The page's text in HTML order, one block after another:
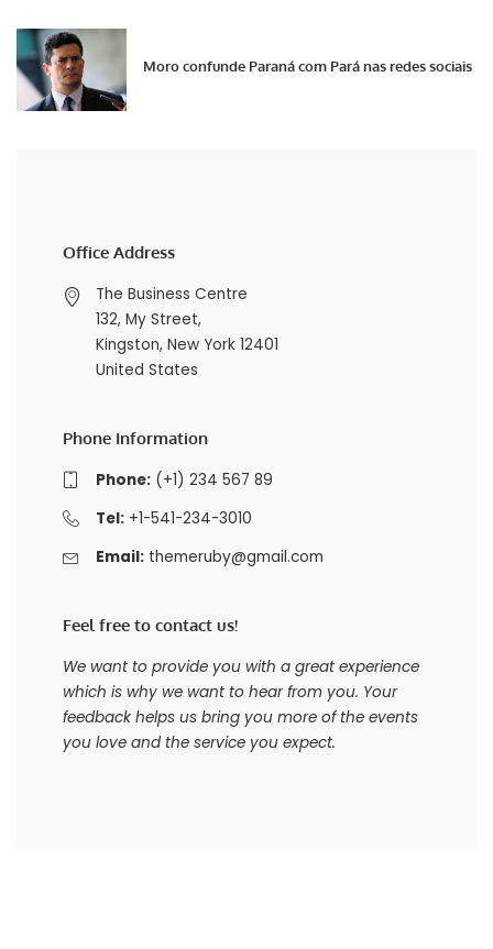
Moro confunde Paraná com Pará nas redes sociais
Office Address
The Business Centre
132, My Street,
Kingston, New York 12401
United States
Phone Information
Phone:(+1) 234 567 89
Tel:+1-541-234-3010
Email: themeruby@gmail.com
Feel free to contact us!
We want to provide you with a great experience
which is why we want to hear from you. Your
feedback helps us bring you more of the events
you love and the service you expect.